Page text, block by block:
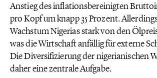
Anstieg des inflationsbereinigten
pro Kopf um knapp 35 Prozent.
Wachstum Nigerias stark von den
was die Wirtschaft anfällig für externe
Die Diversifizierung der nigerianischen
daher eine zentrale Aufgabe.